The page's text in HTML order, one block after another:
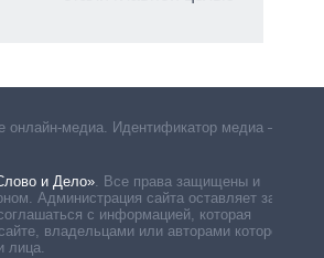
онлайн-медиа. Идентификатор медиа –
и Дело». Все права защищены и
Администрация сайта оставляет за
с информацией, которая
владельцами или авторами которой
лица.